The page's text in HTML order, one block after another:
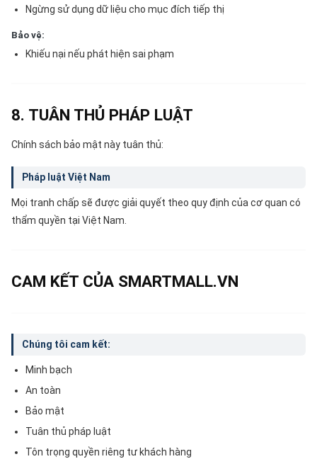
Ngừng sử dụng dữ liệu cho mục đích tiếp thị
Bảo vệ:
Khiếu nại nếu phát hiện sai phạm
8. TUÂN THỦ PHÁP LUẬT
Chính sách bảo mật này tuân thủ:
Pháp luật Việt Nam
Mọi tranh chấp sẽ được giải quyết theo quy định của cơ quan có
thẩm quyền tại Việt Nam.
CAM KẾT CỦA SMARTMALL.VN
Chúng tôi cam kết:
Minh bạch
An toàn
Bảo mật
Tuân thủ pháp luật
Tôn trọng quyền riêng tư khách hàng